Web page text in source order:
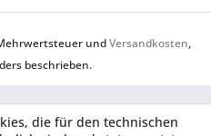
undVersandkosten,
beschrieben.
die für den technischen